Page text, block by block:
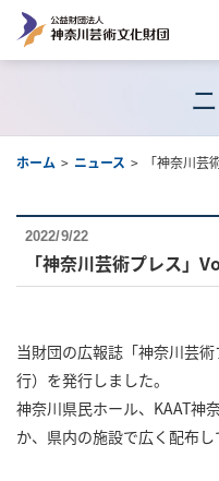
ホーム > ニュース > 「神奈川芸
2022/9/22
「神奈川芸術プレス」
当財団の広報誌「神奈川芸
行）を発行しました。
神奈川県民ホール、KAAT神
か、県内の施設で広く配布し